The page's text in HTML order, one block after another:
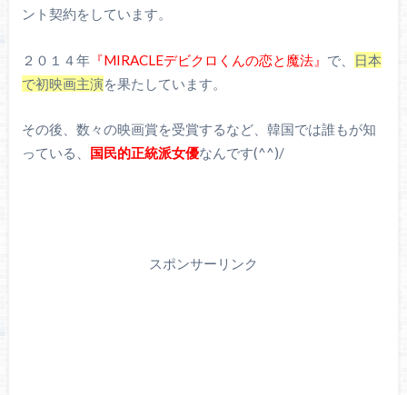
ント契約をしています。
２０１４年『MIRACLEデビクロくんの恋と魔法』 で、
日本
で初映画主演を果たしています。
その後、数々の映画賞を受賞するなど、韓国では誰もが知
っている、
国民的正統派女優なんです(^^)/
スポンサーリンク